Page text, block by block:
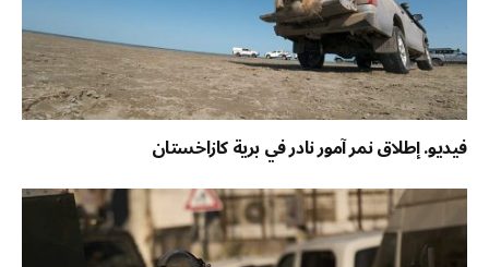
فيديو. إطلاق نمر آمور نادر في برية كازاخستان